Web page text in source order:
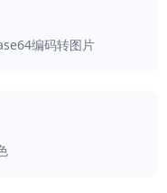
编码转图片